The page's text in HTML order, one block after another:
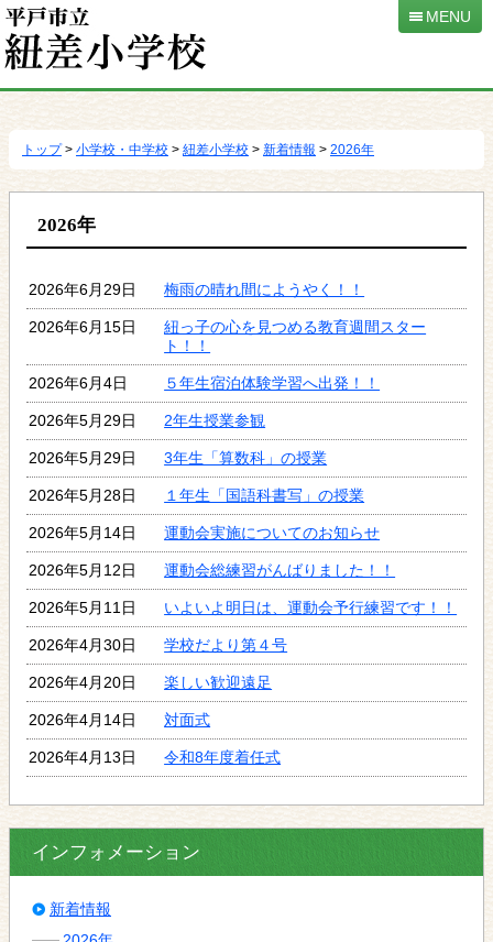
移
MENU
トップ> 小学校・中学校 > 紐差小学校 > 新着情報 > 2026年
2026年
2026年6月29日 梅雨の晴れ間にようやく！！
2026年6月15日
紐っ子の心を見つめる教育週間スター
ト！！
2026年6月4日 ５年生宿泊体験学習へ出発！！
2026年5月29日 2年生授業参観
2026年5月29日 3年生「算数科」の授業
2026年5月28日 １年生「国語科書写」の授業
2026年5月14日 運動会実施についてのお知らせ
2026年5月12日 運動会総練習がんばりました！！
2026年5月11日 いよいよ明日は、運動会予行練習です！！
2026年4月30日 学校だより第４号
2026年4月20日 楽しい歓迎遠足
2026年4月14日 対面式
2026年4月13日 令和8年度着任式
インフォメーション
新着情報